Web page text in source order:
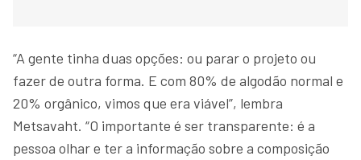
“A gente tinha duas opções: ou parar o projeto ou
fazer de outra forma. E com 80% de algodão normal e
20% orgânico, vimos que era viável”, lembra
Metsavaht. “O importante é ser transparente: é a
pessoa olhar e ter a informação sobre a composição